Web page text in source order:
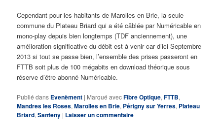
Cependant pour les habitants de Marolles en Brie, la seule
commune du Plateau Briard qui a été câblée par Numéricable en
mono-play depuis bien longtemps (TDF anciennement), une
amélioration significative du débit est à venir car d’ici Septembre
2013 si tout se passe bien, l’ensemble des prises passeront en
FTTB soit plus de 100 mégabits en download théorique sous
réserve d’être abonné Numéricable.
Publié dans Evenèment | Marqué avecFibre Optique,FTTB,
Mandres les Roses,Marolles en Brie, Périgny sur Yerres, Plateau
Briard,Santeny | Laisser un commentaire